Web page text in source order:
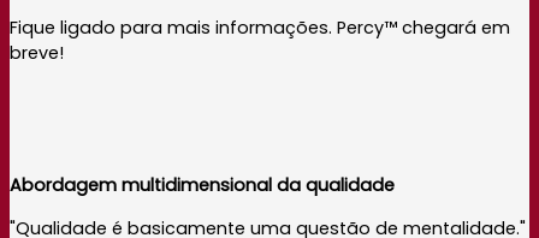
Fique ligado para mais informações. Percy™ chegará em
breve!
Abordagem multidimensional da qualidade
"Qualidade é basicamente uma questão de mentalidade."